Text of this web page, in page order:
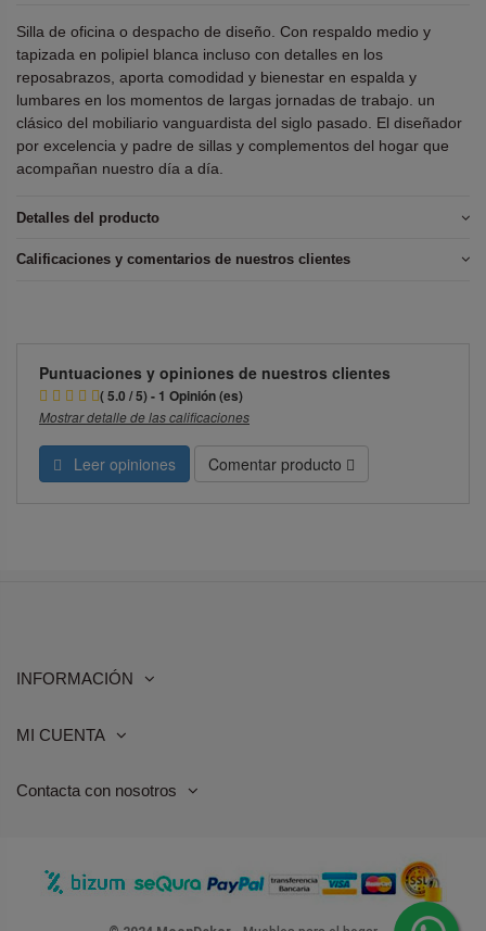
Silla de oficina o despacho de diseño. Con respaldo medio y
tapizada en polipiel blanca incluso con detalles en los
reposabrazos, aporta comodidad y bienestar en espalda y
lumbares en los momentos de largas jornadas de trabajo. un
clásico del mobiliario vanguardista del siglo pasado. El diseñador
por excelencia y padre de sillas y complementos del hogar que
acompañan nuestro día a día.
Detalles del producto
Calificaciones y comentarios de nuestros clientes
Puntuaciones y opiniones de nuestros clientes
( 5.0 / 5) - 1 Opinión (es)
Mostrar detalle de las calificaciones
Leer opiniones Comentar producto
INFORMACIÓN
MI CUENTA
Contacta con nosotros